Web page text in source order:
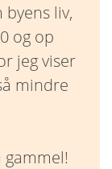
liv,
og op
jeg viser
mindre